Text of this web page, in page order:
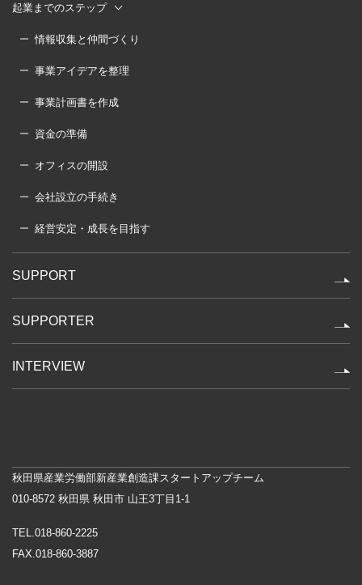
起業までのステップ
情報収集と仲間づくり
事業アイデアを整理
事業計画書を作成
資金の準備
オフィスの開設
会社設立の手続き
経営安定・成長を目指す
SUPPORT
SUPPORTER
INTERVIEW
秋田県産業労働部新産業創造課スタートアップチーム
010-8572 秋田県 秋田市 山王3丁目1-1
TEL.018-860-2225
FAX.018-860-3887